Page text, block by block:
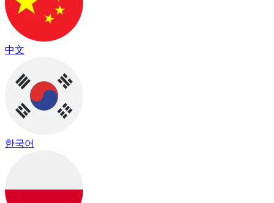
中文
한국어